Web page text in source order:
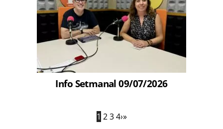
Info Setmanal 09/07/2026
1 2 3 4›»